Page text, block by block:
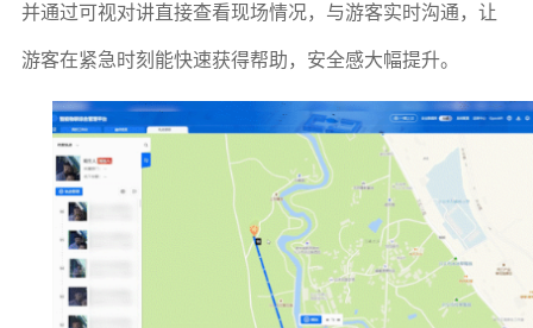
并通过可视对讲直接查看现场情况，与游客实时沟通，让
游客在紧急时刻能快速获得帮助，安全感大幅提升。